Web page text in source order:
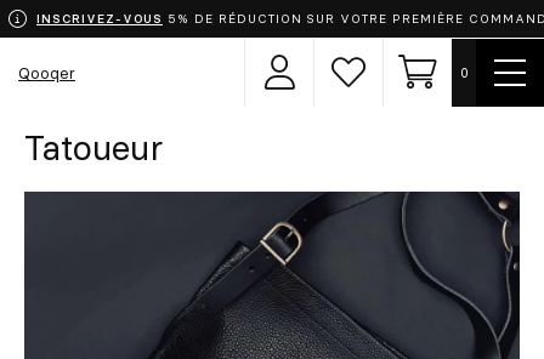
INSCRIVEZ-VOUS 5% DE RÉDUCTION SUR VOTRE PREMIÈRE
Qooqer
Choisissez votre uniforme
Espace
utilisateur
Liste
Panier
0
le
menu
Tatoueur